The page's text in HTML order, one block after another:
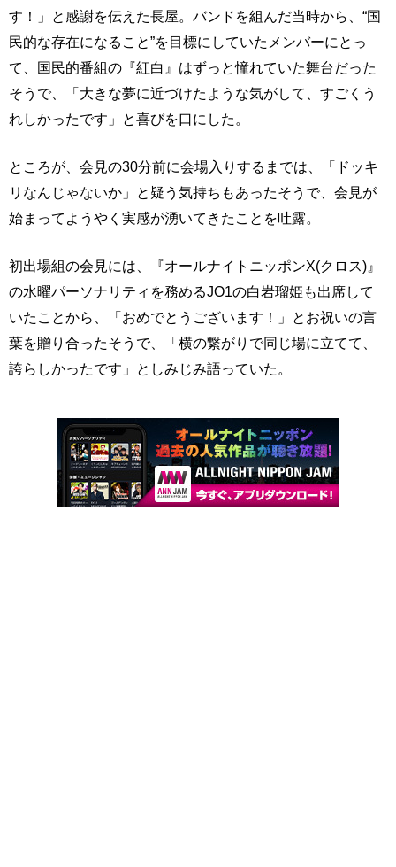
す！」と感謝を伝えた長屋。バンドを組んだ当時から、“国
民的な存在になること”を目標にしていたメンバーにとっ
て、国民的番組の『紅白』はずっと憧れていた舞台だった
そうで、「大きな夢に近づけたような気がして、すごくう
れしかったです」と喜びを口にした。
ところが、会見の30分前に会場入りするまでは、「ドッキ
リなんじゃないか」と疑う気持ちもあったそうで、会見が
始まってようやく実感が湧いてきたことを吐露。
初出場組の会見には、『オールナイトニッポンX(クロス)』
の水曜パーソナリティを務めるJO1の白岩瑠姫も出席して
いたことから、「おめでとうございます！」とお祝いの言
葉を贈り合ったそうで、「横の繋がりで同じ場に立てて、
誇らしかったです」としみじみ語っていた。